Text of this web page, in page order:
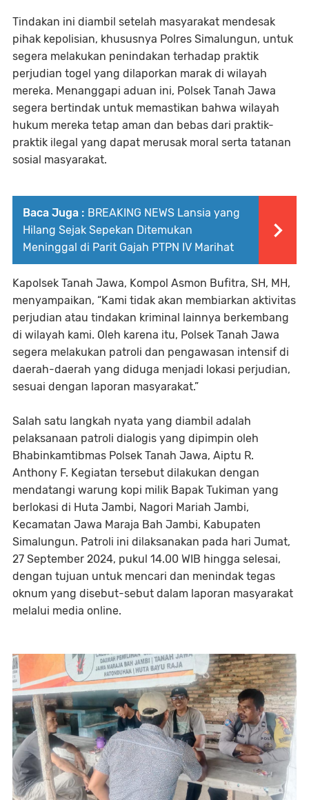
Tindakan ini diambil setelah masyarakat mendesak
pihak kepolisian, khususnya Polres Simalungun, untuk
segera melakukan penindakan terhadap praktik
perjudian togel yang dilaporkan marak di wilayah
mereka. Menanggapi aduan ini, Polsek Tanah Jawa
segera bertindak untuk memastikan bahwa wilayah
hukum mereka tetap aman dan bebas dari praktik-
praktik ilegal yang dapat merusak moral serta tatanan
sosial masyarakat.
Baca Juga : BREAKING NEWS Lansia yang
Hilang Sejak Sepekan Ditemukan
Meninggal di Parit Gajah PTPN IV Marihat
Kapolsek Tanah Jawa, Kompol Asmon Bufitra, SH, MH,
menyampaikan, “Kami tidak akan membiarkan aktivitas
perjudian atau tindakan kriminal lainnya berkembang
di wilayah kami. Oleh karena itu, Polsek Tanah Jawa
segera melakukan patroli dan pengawasan intensif di
daerah-daerah yang diduga menjadi lokasi perjudian,
sesuai dengan laporan masyarakat.”
Salah satu langkah nyata yang diambil adalah
pelaksanaan patroli dialogis yang dipimpin oleh
Bhabinkamtibmas Polsek Tanah Jawa, Aiptu R.
Anthony F. Kegiatan tersebut dilakukan dengan
mendatangi warung kopi milik Bapak Tukiman yang
berlokasi di Huta Jambi, Nagori Mariah Jambi,
Kecamatan Jawa Maraja Bah Jambi, Kabupaten
Simalungun. Patroli ini dilaksanakan pada hari Jumat,
27 September 2024, pukul 14.00 WIB hingga selesai,
dengan tujuan untuk mencari dan menindak tegas
oknum yang disebut-sebut dalam laporan masyarakat
melalui media online.